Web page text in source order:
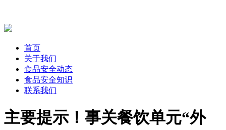
首页
关于我们
食品安全动态
食品安全知识
联系我们
主要提示！事关餐饮单元“外